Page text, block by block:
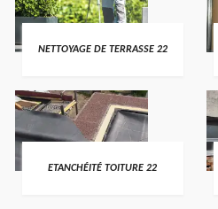
NETTOYAGE DE TERRASSE 22
ETANCHÉITÉ TOITURE 22